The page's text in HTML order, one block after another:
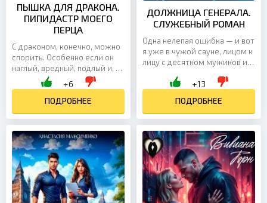
ПЫШКА ДЛЯ ДРАКОНА.
ПИПИДАСТР МОЕГО
ПЕРЦА
С драконом, конечно, можно
спорить. Особенно если он
наглый, вредный, подлый и, к
тому же, остался калекой
после действия странного
заклинания. Но это не делает
его менее невозможным — и
уж точно не заставляет меня
вести себя смирно. Пусть не
рассчитывает: если он решил
замахнуться на мои пышки,
получит их в очень
пикантном исполнении. Вот
только...
+6
ПОДРОБНЕЕ
ДОЛЖНИЦА ГЕНЕРАЛА.
СЛУЖЕБНЫЙ РОМАН
Одна нелепая ошибка — и вот
я уже в чужой сауне, лицом к
лицу с десятком мужиков и
которого иначе как
Ещё вчера он видел во мне
серую офисную мышку в
огромных очках, а сегодня —
девушку в купальнике, и,
кажется, это открытие ему
не понравилось… или,
наоборот, понравилось
слишком сильно. Я бы с...
+13
ПОДРОБНЕЕ